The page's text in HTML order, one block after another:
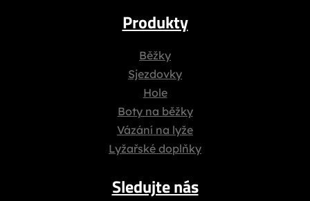
Produkty
Běžky
Sjezdovky
Hole
Boty na běžky
Vázání na lyže
Lyžařské doplňky
Sledujte nás